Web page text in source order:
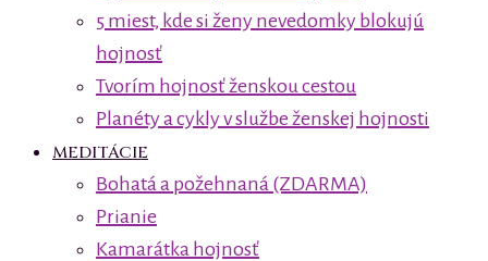
5 miest, kde si ženy nevedomky blokujú
hojnosť
Tvorím hojnosť ženskou cestou
Planéty a cykly v službe ženskej hojnosti
MEDITÁCIE
Bohatá a požehnaná (ZDARMA)
Prianie
Kamarátka hojnosť